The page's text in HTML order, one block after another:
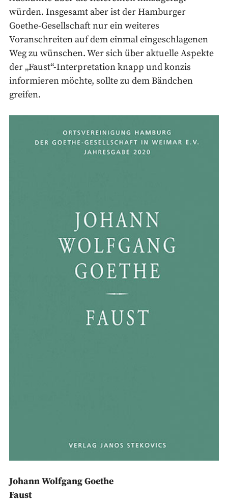
würden. Insgesamt aber ist der Hamburger
Goethe-Gesellschaft nur ein weiteres
Voranschreiten auf dem einmal eingeschlagenen
Weg zu wünschen. Wer sich über aktuelle Aspekte
der „Faust“-Interpretation knapp und konzis
informieren möchte, sollte zu dem Bändchen
greifen.
Johann Wolfgang Goethe
Faust